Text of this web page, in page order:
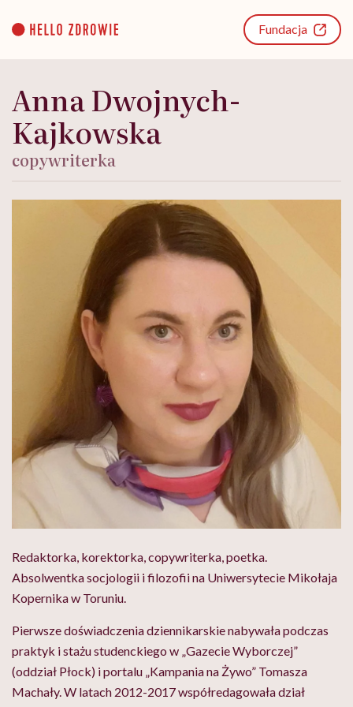
content
Fundacja
Anna Dwojnych-
Kajkowska
copywriterka
Redaktorka, korektorka, copywriterka, poetka.
Absolwentka socjologii i filozofii na Uniwersytecie Mikołaja
Kopernika w Toruniu.
Pierwsze doświadczenia dziennikarskie nabywała podczas
praktyk i stażu studenckiego w „Gazecie Wyborczej”
(oddział Płock) i portalu „Kampania na Żywo” Tomasza
Machały. W latach 2012-2017 współredagowała dział